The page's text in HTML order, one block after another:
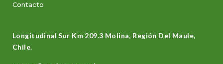
Contacto
Longitudinal Sur Km 209.3 Molina, Región Del Maule,
Chile.